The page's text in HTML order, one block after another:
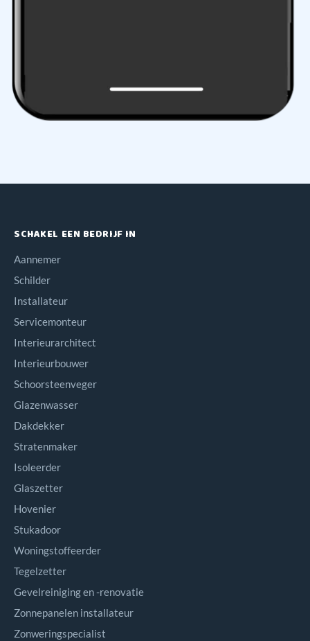
SCHAKEL EEN BEDRIJF IN
Aannemer
Schilder
Installateur
Servicemonteur
Interieurarchitect
Interieurbouwer
Schoorsteenveger
Glazenwasser
Dakdekker
Stratenmaker
Isoleerder
Glaszetter
Hovenier
Stukadoor
Woningstoffeerder
Tegelzetter
Gevelreiniging en -renovatie
Zonnepanelen installateur
Zonweringspecialist